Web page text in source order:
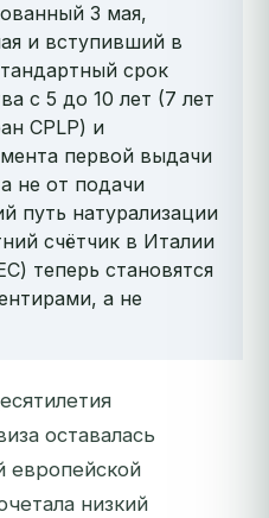
3 мая,
и вступивший в
срок
с 5 до 10 лет (7 лет
CPLP) и
первой выдачи
не от подачи
путь натурализации
счётчик в Италии
теперь становятся
а не
оставалась
европейской
низкий